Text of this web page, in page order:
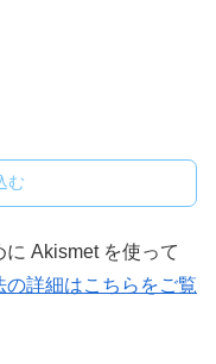
む
Akismet を使って
詳細はこちらをご覧